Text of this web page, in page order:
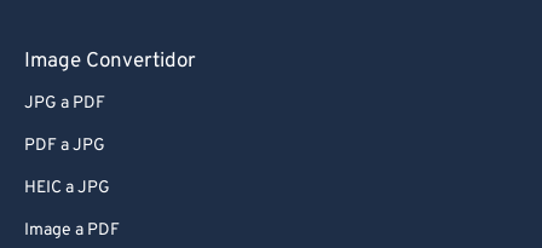
Image Convertidor
JPG a PDF
PDF a JPG
HEIC a JPG
Image a PDF